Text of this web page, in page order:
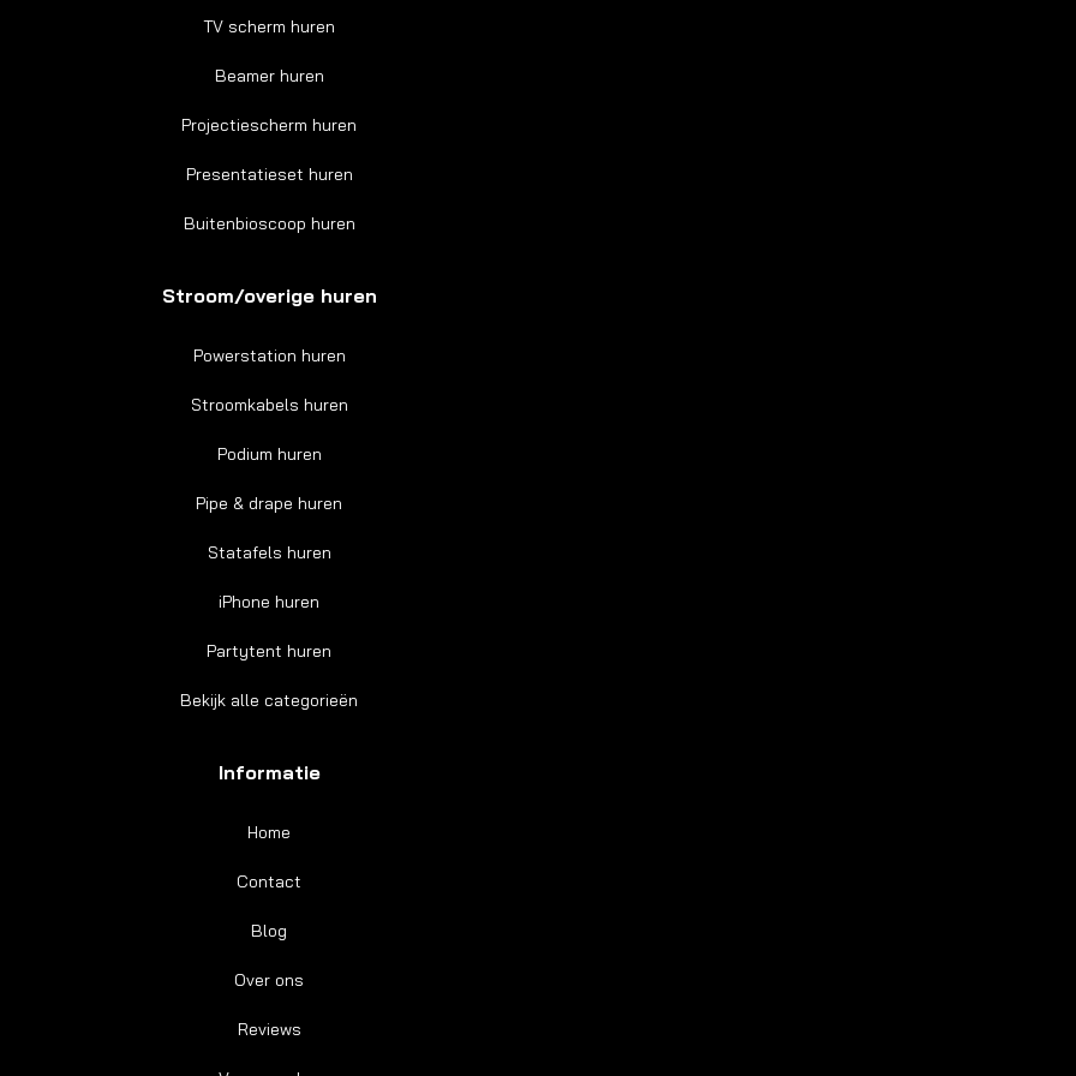
TV scherm huren
Beamer huren
Projectiescherm huren
Presentatieset huren
Buitenbioscoop huren
Stroom/overige huren
Powerstation huren
Stroomkabels huren
Podium huren
Pipe & drape huren
Statafels huren
iPhone huren
Partytent huren
Bekijk alle categorieën
Informatie
Home
Contact
Blog
Over ons
Reviews